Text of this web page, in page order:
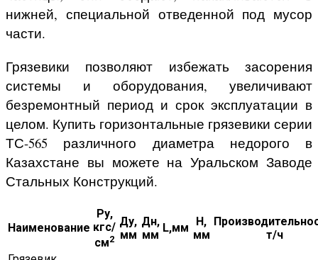
нижней, специальной отведенной под мусор
части.
Грязевики позволяют избежать засорения
системы и оборудования, увеличивают
безремонтный период и срок эксплуатации в
целом. Купить горизонтальные грязевики серии
ТС-565 различного диаметра недорого в
Казахстане вы можете на Уральском Заводе
Стальных Конструкций.
Наименование
Ру,
кгс/
см2
Ду,
мм
Дн,
мм
L,мм
H,
мм
т/ч